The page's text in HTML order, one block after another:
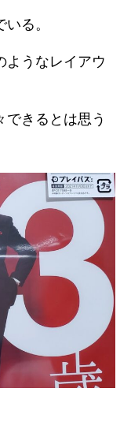
る。
ようなレイアウ
できるとは思う